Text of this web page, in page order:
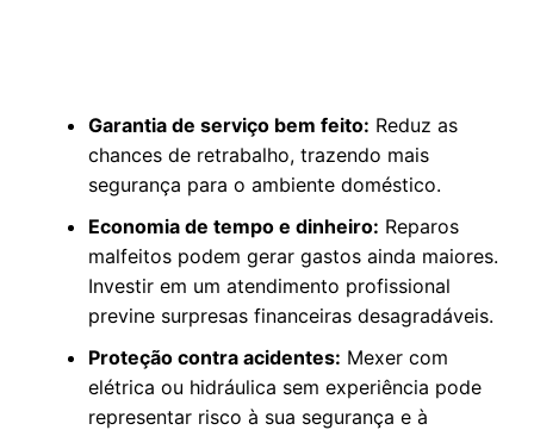
Garantia de serviço bem feito: Reduz as
chances de retrabalho, trazendo mais
segurança para o ambiente doméstico.
Economia de tempo e dinheiro: Reparos
malfeitos podem gerar gastos ainda maiores.
Investir em um atendimento profissional
previne surpresas financeiras desagradáveis.
Proteção contra acidentes: Mexer com
elétrica ou hidráulica sem experiência pode
representar risco à sua segurança e à